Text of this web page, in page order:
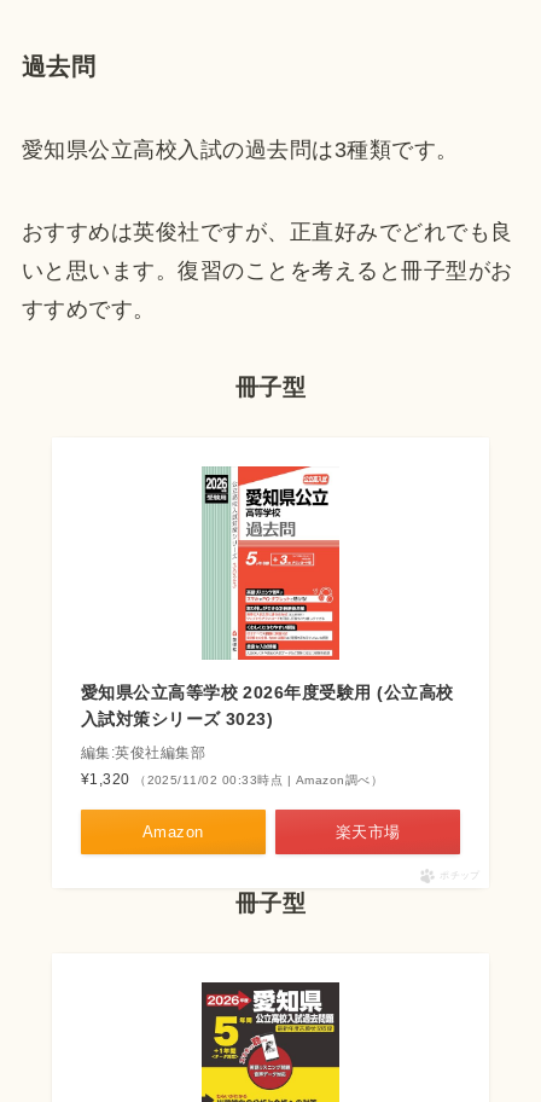
過去問
愛知県公立高校入試の過去問は3種類です。
おすすめは英俊社ですが、正直好みでどれでも良
いと思います。復習のことを考えると冊子型がお
すすめです。
冊子型
愛知県公立高等学校 2026年度受験用 (公立高校
入試対策シリーズ 3023)
編集:英俊社編集部
¥1,320
（2025/11/02 00:33時点 | Amazon調べ）
Amazon 楽天市場
ポチップ
冊子型